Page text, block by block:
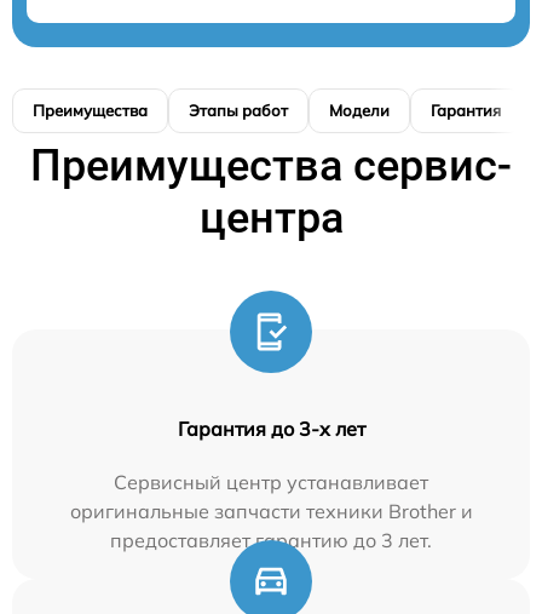
Преимущества Этапы работ Модели Гарантия
Преимущества сервис-
центра
Гарантия до 3-х лет
Сервисный центр устанавливает
оригинальные запчасти техники Brother и
предоставляет гарантию до 3 лет.